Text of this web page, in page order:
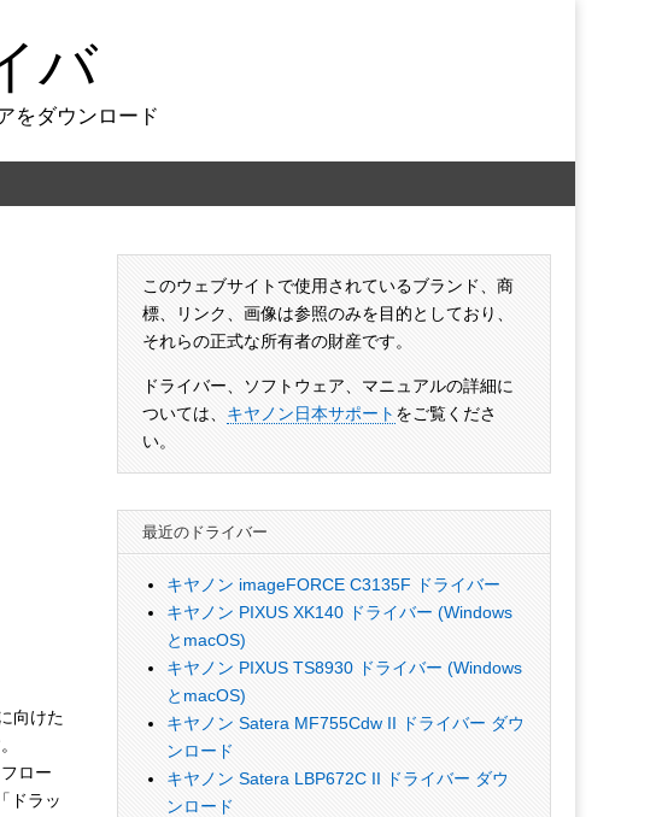
バ
をダウンロード
向けた
ロー
ドラッ
このウェブサイトで使用されているブランド、商
標、リンク、画像は参照のみを目的としており、
それらの正式な所有者の財産です。
ドライバー、ソフトウェア、マニュアルの詳細に
ついては、 キヤノン日本サポート をご覧くださ
い。
最近のドライバー
キヤノン imageFORCE C3135F ドライバー
キヤノン PIXUS XK140 ドライバー (Windows
とmacOS)
キヤノン PIXUS TS8930 ドライバー (Windows
とmacOS)
キヤノン Satera MF755Cdw II ドライバー ダウ
ンロード
キヤノン Satera LBP672C II ドライバー ダウ
ンロード